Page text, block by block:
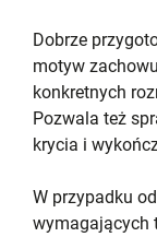
Dobrze
motyw
konkretnych
Pozwala też
krycia i
W przypadku
wymagających